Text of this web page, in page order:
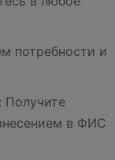
потребности и
Получите
в ФИС